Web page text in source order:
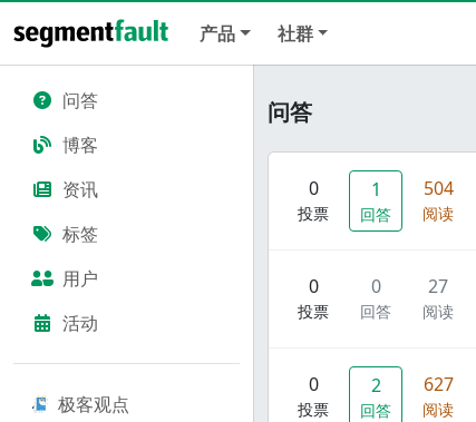
产品 社群
问答
博客
资讯
标签
用户
活动
极客观点
问答
0
投票
1
回答
504
阅读
0
投票
0
回答
27
阅读
0
投票
2
回答
627
阅读